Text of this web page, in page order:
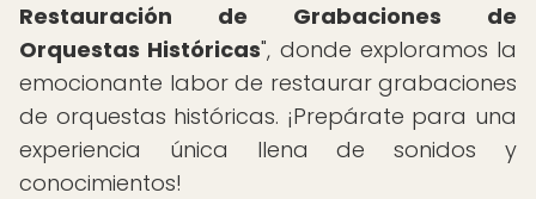
Restauración de Grabaciones de
Orquestas Históricas", donde exploramos la
emocionante labor de restaurar grabaciones
de orquestas históricas. ¡Prepárate para una
experiencia única llena de sonidos y
conocimientos!